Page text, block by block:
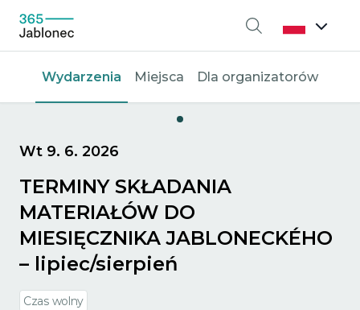
Wyszukiwanie
Wydarzenia Miejsca Dla organizatorów
Wt 9. 6. 2026
TERMINY SKŁADANIA
MATERIAŁÓW DO
MIESIĘCZNIKA JABLONECKÉHO
– lipiec/sierpień
Czas wolny